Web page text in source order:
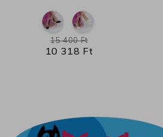
10 318 Ft
15 400 Ft